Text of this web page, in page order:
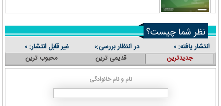
نظر شما چیست؟
انتشار یافته: ۰ در انتظار بررسی:۰ غیر قابل انتشار: ۰
جدیدترین قدیمی ترین محبوب ترین
نام و نام خانوادگی